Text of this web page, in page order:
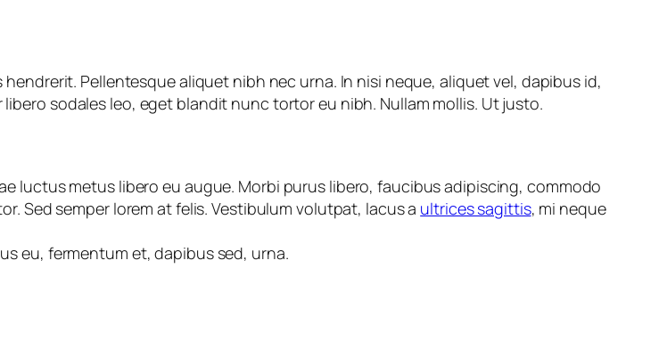
Pellentesque aliquet nibh nec urna. In nisi neque, aliquet vel, dapibus id,
sodales leo, eget blandit nunc tortor eu nibh. Nullam mollis. Ut justo.
luctus metus libero eu augue. Morbi purus libero, faucibus adipiscing, commodo
Sed semper lorem at felis. Vestibulum volutpat, lacus a ultrices sagittis, mi neque
eu, fermentum et, dapibus sed, urna.